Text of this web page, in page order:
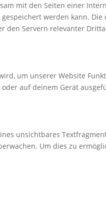
mit den Seiten einer
werden kann.
den Servern relevanter
um unserer Website
auf deinem Gerät
unsichtbares
Um dies zu